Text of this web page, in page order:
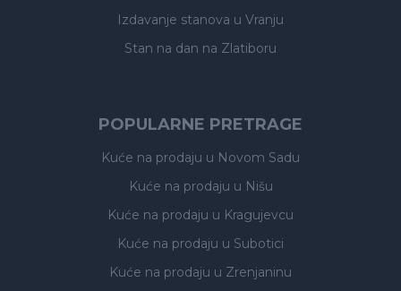
Izdavanje stanova u Vranju
Stan na dan na Zlatiboru
POPULARNE PRETRAGE
Kuće na prodaju u Novom Sadu
Kuće na prodaju u Nišu
Kuće na prodaju u Kragujevcu
Kuće na prodaju u Subotici
Kuće na prodaju u Zrenjaninu